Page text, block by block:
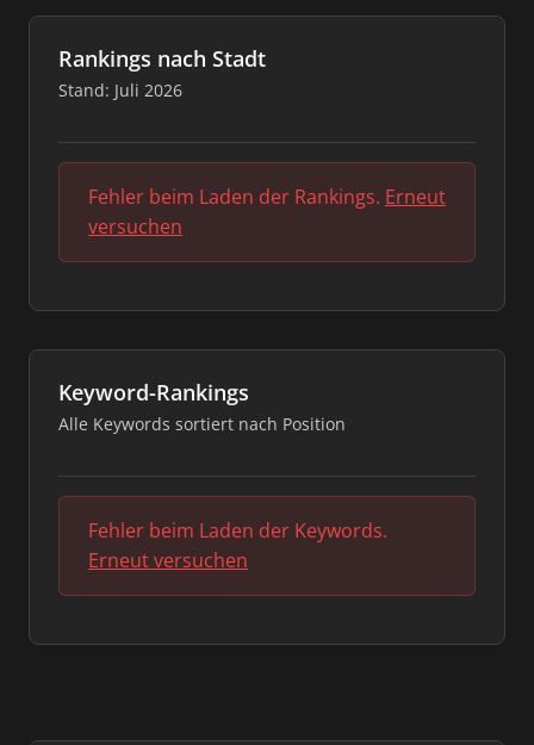
Rankings nach Stadt
Stand: Juli 2026
Fehler beim Laden der Rankings. Erneut
versuchen
Keyword-Rankings
Alle Keywords sortiert nach Position
Fehler beim Laden der Keywords.
Erneut versuchen